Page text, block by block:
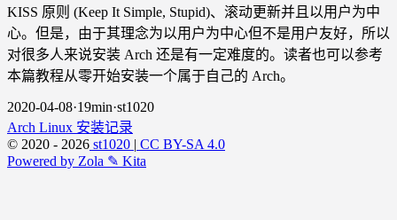
KISS 原则 (Keep It Simple, Stupid)、滚动更新并且以用户为中
心。但是，由于其理念为以用户为中心但不是用户友好，所以
对很多人来说安装 Arch 还是有一定难度的。读者也可以参考
本篇教程从零开始安装一个属于自己的 Arch。
2020-04-08·19min·st1020
Arch Linux 安装记录
© 2020 - 2026 st1020 | CC BY-SA 4.0
Powered by Zola ✎ Kita